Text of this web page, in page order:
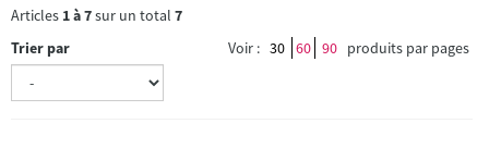
Articles 1à7sur un total 7
Trier par
Voir : 30 60 90 produits par pages